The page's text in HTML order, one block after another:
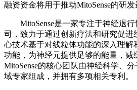
融资资金将用于推动MitoSense的研发
MitoSense是一家专注于神经退行
司，致力于通过创新疗法和研究促进
心技术基于对线粒体功能的深入理解
功能，为神经元提供足够的能量，减
MitoSense的核心团队由神经科学、
域专家组成，并拥有多项相关专利。